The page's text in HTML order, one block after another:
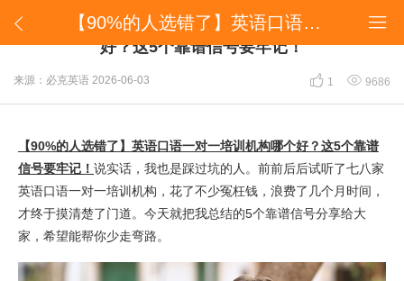
 
​【90%的人选错了】英语口语一对一培训机构哪个好？这5个靠谱信号要牢记！
​【90%的人选错了】英语口语一对一培训机构哪个
好？这5个靠谱信号要牢记！
来源：必克英语 2026-06-03  1  9686
【90%的人选错了】英语口语一对一培训机构哪个好？这5个靠谱
信号要牢记！ 说实话，我也是踩过坑的人。前前后后试听了七八家
英语口语一对一培训机构，花了不少冤枉钱，浪费了几个月时间，
才终于摸清楚了门道。今天就把我总结的5个靠谱信号分享给大
家，希望能帮你少走弯路。